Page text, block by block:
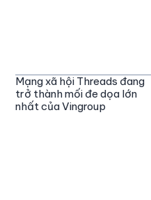
Mạng xã hội Threads đang
trở thành mối đe dọa lớn
nhất của Vingroup